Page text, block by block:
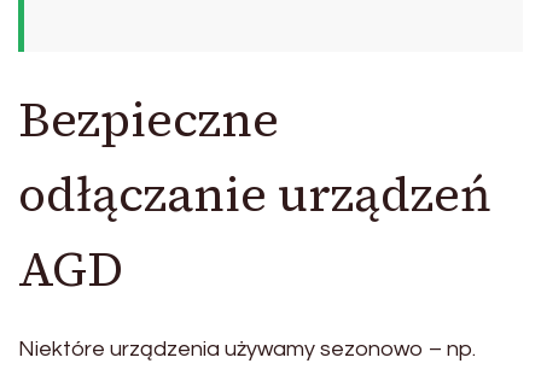
Bezpieczne
odłączanie urządzeń
AGD
Niektóre urządzenia używamy sezonowo – np.